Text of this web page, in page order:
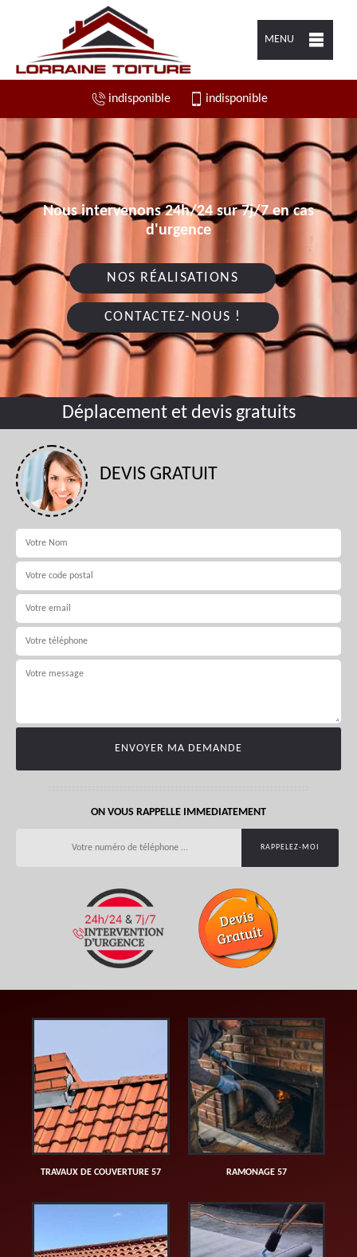
MENU
indisponible indisponible
Nous intervenons 24h/24 sur 7j/7 en cas
d'urgence
NOS RÉALISATIONS
CONTACTEZ-NOUS !
Déplacement et devis gratuits
DEVIS GRATUIT
ON VOUS RAPPELLE IMMEDIATEMENT
TRAVAUX DE COUVERTURE 57 RAMONAGE 57